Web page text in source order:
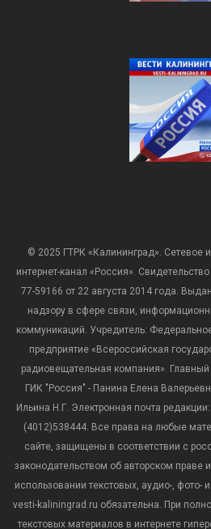
© 2025 ГТРК «Калининград». Сетевое
интернет-канал «Россия».
77-59166 от 22 августа 2014 года.
надзору в сфере связи,
коммуникаций. Учредитель:
предприятие «Всероссийская
радиовещательная компания». Главный
ГИК "Россия" - Панина Елена
Ильина Н.Г. Электронная почта
(4012)538444. Все права на любые
сайте, защищены в соответствии с
законодательством об авторском
использовании текстовых, аудио-, фото-
vesti-kaliningrad.ru обязательна. При
текстовых материалов в интернете